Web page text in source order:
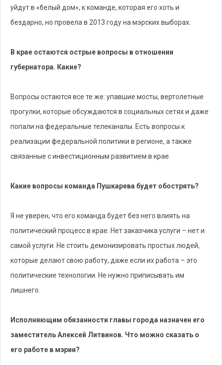
уйдут в «белый дом», к команде, которая его хоть и
бездарно, но провела в 2013 году на мэрских выборах.
В крае остаются острые вопросы в отношении
губернатора. Какие?
Вопросы остаются все те же: упавшие мосты, вертолетные
прогулки, которые обсуждаются в социальных сетях и даже
попали на федеральные телеканалы. Есть вопросы к
реализации федеральной политики в регионе, а также
связанные с инвестиционным развитием в крае.
Какие вопросы команда Пушкарева будет обострять?
Я не уверен, что его команда будет без него влиять на
политический процесс в крае. Нет заказчика услуги – нет и
самой услуги. Не стоить демонизировать простых людей,
которые делают свою работу, даже если их работа – это
политические технологии. Не нужно приписывать им
лишнего.
Исполняющим обязанности главы города назначен его
заместитель Алексей Литвинов. Что можно сказать о
его работе в мэрии?